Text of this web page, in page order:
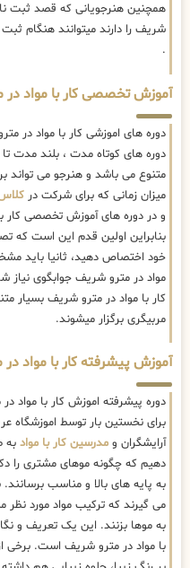
همچنین هنرجویانی که قصد ثبت
شریف را دارند میتوانند هنگام
.
آموزش تخصصی کار با مواد
دوره های اموزشی کار با مواد در
دوره های کوتاه مدت ، بلند مدت
متنوع می باشد و هنرجو می
میزان زمانی که برای شرکت در کلاس
و در دوره های آموزش تخصصی کار
بنابراین اولین قدم این است که
خود اختصاص دهید، ثانیا باید
مواد در مترو شریف جوابگوی
مربیگری برگزار میشوند.
آموزش پیشرفته کار با مواد
دوره پیشرفته اموزش کار با مواد
برای نخستین بار توسط اموزشگاه
آرایشگران و مدرسین کار با مواد به
دهیم که چگونه موهای مشتری را
به پایه های بالا و مناسب برسانند.
می گیرند که ترکیب مواد مورد
به موها بزنند. این یک تعریف و
با مواد در مترو شریف است. برخی